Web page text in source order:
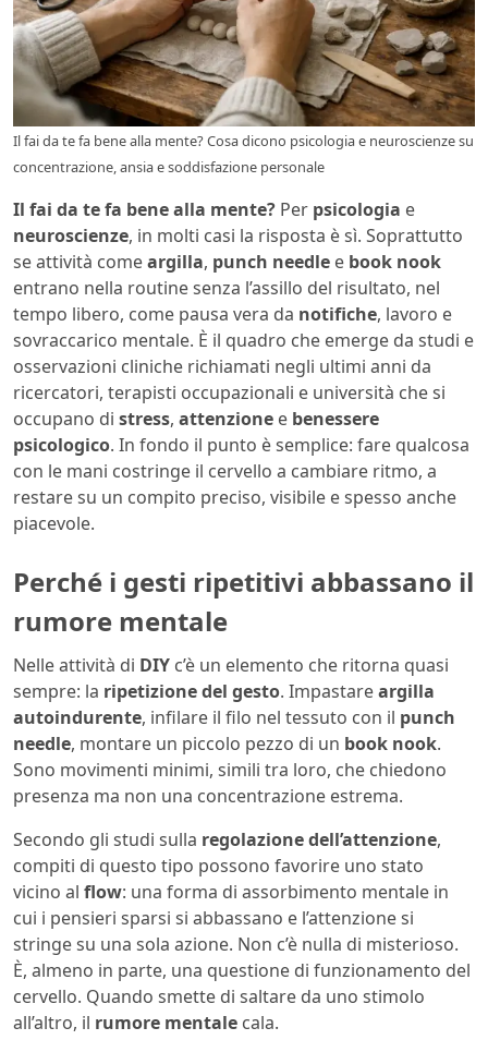
Il fai da te fa bene alla mente? Cosa dicono psicologia e neuroscienze su
concentrazione, ansia e soddisfazione personale
Il fai da te fa bene alla mente? Per psicologia e
neuroscienze, in molti casi la risposta è sì. Soprattutto
se attività comeargilla, punch needle e book nook
entrano nella routine senza l’assillo del risultato, nel
tempo libero, come pausa vera da notifiche, lavoro e
sovraccarico mentale. È il quadro che emerge da studi e
osservazioni cliniche richiamati negli ultimi anni da
ricercatori, terapisti occupazionali e università che si
occupano di stress, attenzione e benessere
psicologico. In fondo il punto è semplice: fare qualcosa
con le mani costringe il cervello a cambiare ritmo, a
restare su un compito preciso, visibile e spesso anche
piacevole.
Perché i gesti ripetitivi abbassano il
rumore mentale
Nelle attività di DIY c’è un elemento che ritorna quasi
sempre: la ripetizione del gesto. Impastareargilla
autoindurente, infilare il filo nel tessuto con il punch
needle, montare un piccolo pezzo di un book nook.
Sono movimenti minimi, simili tra loro, che chiedono
presenza ma non una concentrazione estrema.
Secondo gli studi sulla regolazione dell’attenzione,
compiti di questo tipo possono favorire uno stato
vicino al flow: una forma di assorbimento mentale in
cui i pensieri sparsi si abbassano e l’attenzione si
stringe su una sola azione. Non c’è nulla di misterioso.
È, almeno in parte, una questione di funzionamento del
cervello. Quando smette di saltare da uno stimolo
all’altro, il rumore mentale cala.